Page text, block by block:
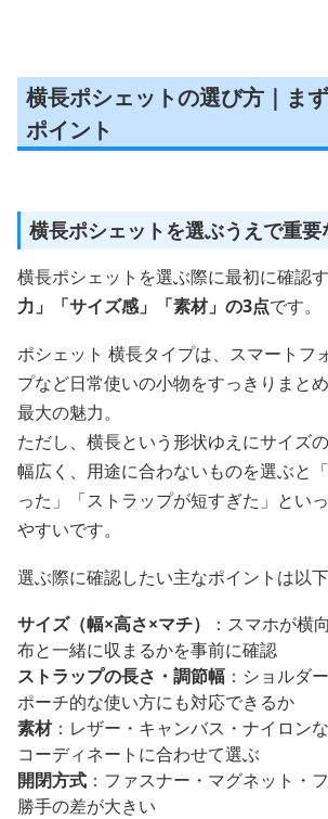
横長ポシェットの選び方｜ま
ポイント
横長ポシェットを選ぶうえで重
横長ポシェットを選ぶ際に最初に確認す
力」「サイズ感」「素材」の3点です。
ポシェット 横長タイプは、スマートフ
プなど日常使いの小物をすっきりまと
最大の魅力。
ただし、横長という形状ゆえにサイズ
幅広く、用途に合わないものを選ぶと
った」「ストラップが短すぎた」とい
やすいです。
選ぶ際に確認したい主なポイントは以下
サイズ（幅×高さ×マチ）
：スマホが横
布と一緒に収まるかを事前に確認
ストラップの長さ・調節幅 ：ショルダ
ポーチ的な使い方にも対応できるか
素材：レザー・キャンバス・ナイロン
コーディネートに合わせて選ぶ
開閉方式 ：ファスナー・マグネット・
勝手の差が大きい